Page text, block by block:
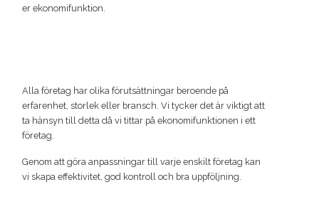
er ekonomifunktion.
Alla företag har olika förutsättningar beroende på
erfarenhet, storlek eller bransch. Vi tycker det är viktigt att
ta hänsyn till detta då vi tittar på ekonomifunktionen i ett
företag.
Genom att göra anpassningar till varje enskilt företag kan
vi skapa effektivitet, god kontroll och bra uppföljning.